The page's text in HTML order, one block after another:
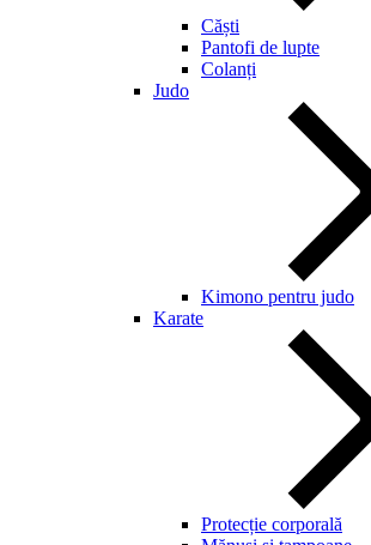
Căști
Pantofi de lupte
Colanți
Judo
Kimono pentru judo
Karate
Protecție corporală